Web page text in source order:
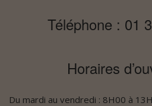
Téléphone : 01
Horaires
Du mardi au vendredi : 8H00 à